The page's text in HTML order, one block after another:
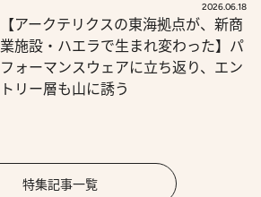
2026.06.18
【アークテリクスの東海拠点が、新商
業施設・ハエラで生まれ変わった】パ
フォーマンスウェアに立ち返り、エン
トリー層も山に誘う
特集記事一覧